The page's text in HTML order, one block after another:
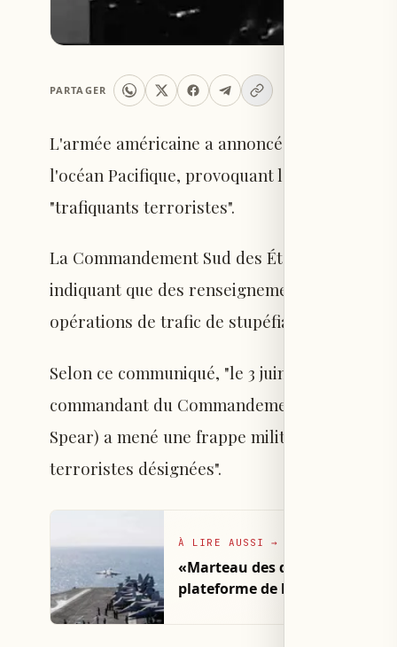
PARTAGER
L'armée américaine a annoncé avoir mené
l'océan Pacifique, provoquant la mort de
"trafiquants terroristes".
La Commandement Sud des États-Unis a
indiquant que des renseignements avaient
opérations de trafic de stupéfiants.
Selon ce communiqué, "le 3 juin, sous les
commandant du Commandement Sud
Spear) a mené une frappe militaire létale
terroristes désignées".
À LIRE AUSSI →
«Marteau des dieux» : les
plateforme de brouillage